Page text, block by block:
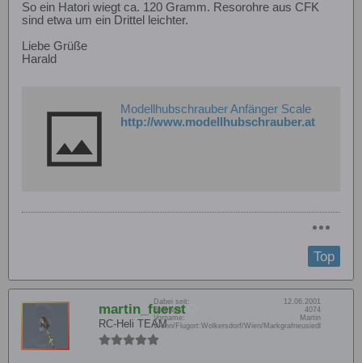
So ein Hatori wiegt ca. 120 Gramm. Resorohre aus CFK
sind etwa um ein Drittel leichter.
Liebe Grüße
Harald
Modellhubschrauber Anfänger Scale
http://www.modellhubschrauber.at
Top
martin_fuerst
RC-Heli TEAM
Dabei seit:
12.06.2001
Beiträge:
4074
Vorname:
Martin
Wohn/Flugort:Wolkersdorf/Wien/Markgrafneusiedl